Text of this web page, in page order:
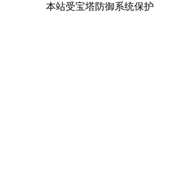
本站受宝塔防御系统保护